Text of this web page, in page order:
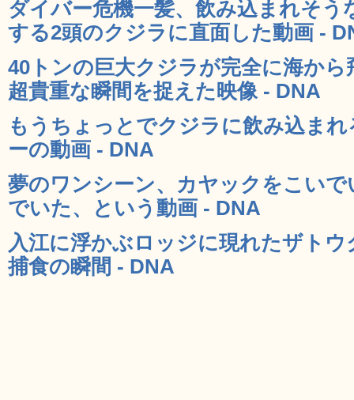
ダイバー危機一髪、飲み込まれそう
する2頭のクジラに直面した動画 -
40トンの巨大クジラが完全に海か
超貴重な瞬間を捉えた映像 - DNA
もうちょっとでクジラに飲み込ま
ーの動画 - DNA
夢のワンシーン、カヤックをこい
でいた、という動画 - DNA
入江に浮かぶロッジに現れたザト
捕食の瞬間 - DNA